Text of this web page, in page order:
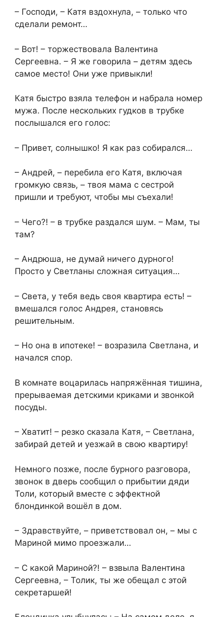
– Господи, – Катя вздохнула, – только что
сделали ремонт…
– Вот! – торжествовала Валентина
Сергеевна. – Я же говорила – детям здесь
самое место! Они уже привыкли!
Катя быстро взяла телефон и набрала номер
мужа. После нескольких гудков в трубке
послышался его голос:
– Привет, солнышко! Я как раз собирался…
– Андрей, – перебила его Катя, включая
громкую связь, – твоя мама с сестрой
пришли и требуют, чтобы мы съехали!
– Чего?! – в трубке раздался шум. – Мам, ты
там?
– Андрюша, не думай ничего дурного!
Просто у Светланы сложная ситуация…
– Света, у тебя ведь своя квартира есть! –
вмешался голос Андрея, становясь
решительным.
– Но она в ипотеке! – возразила Светлана, и
начался спор.
В комнате воцарилась напряжённая тишина,
прерываемая детскими криками и звонкой
посуды.
– Хватит! – резко сказала Катя, – Светлана,
забирай детей и уезжай в свою квартиру!
Немного позже, после бурного разговора,
звонок в дверь сообщил о прибытии дяди
Толи, который вместе с эффектной
блондинкой вошёл в дом.
– Здравствуйте, – приветствовал он, – мы с
Мариной мимо проезжали…
– С какой Мариной?! – взвыла Валентина
Сергеевна, – Толик, ты же обещал с этой
секретаршей!